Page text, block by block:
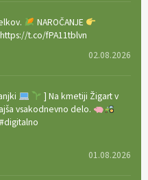
NAROČANJE
t.co/fPA11tblvn
02.08.2026
] Na kmetiji Žigart v
vsakodnevno delo.
#digitalno
01.08.2026